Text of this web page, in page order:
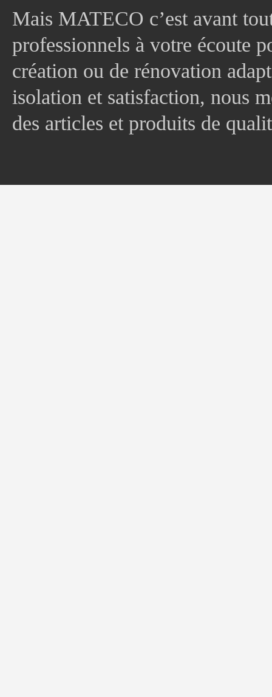
Mais MATECO c’est avant
professionnels à votre écoute
création ou de rénovation
isolation et satisfaction, nous
des articles et produits de